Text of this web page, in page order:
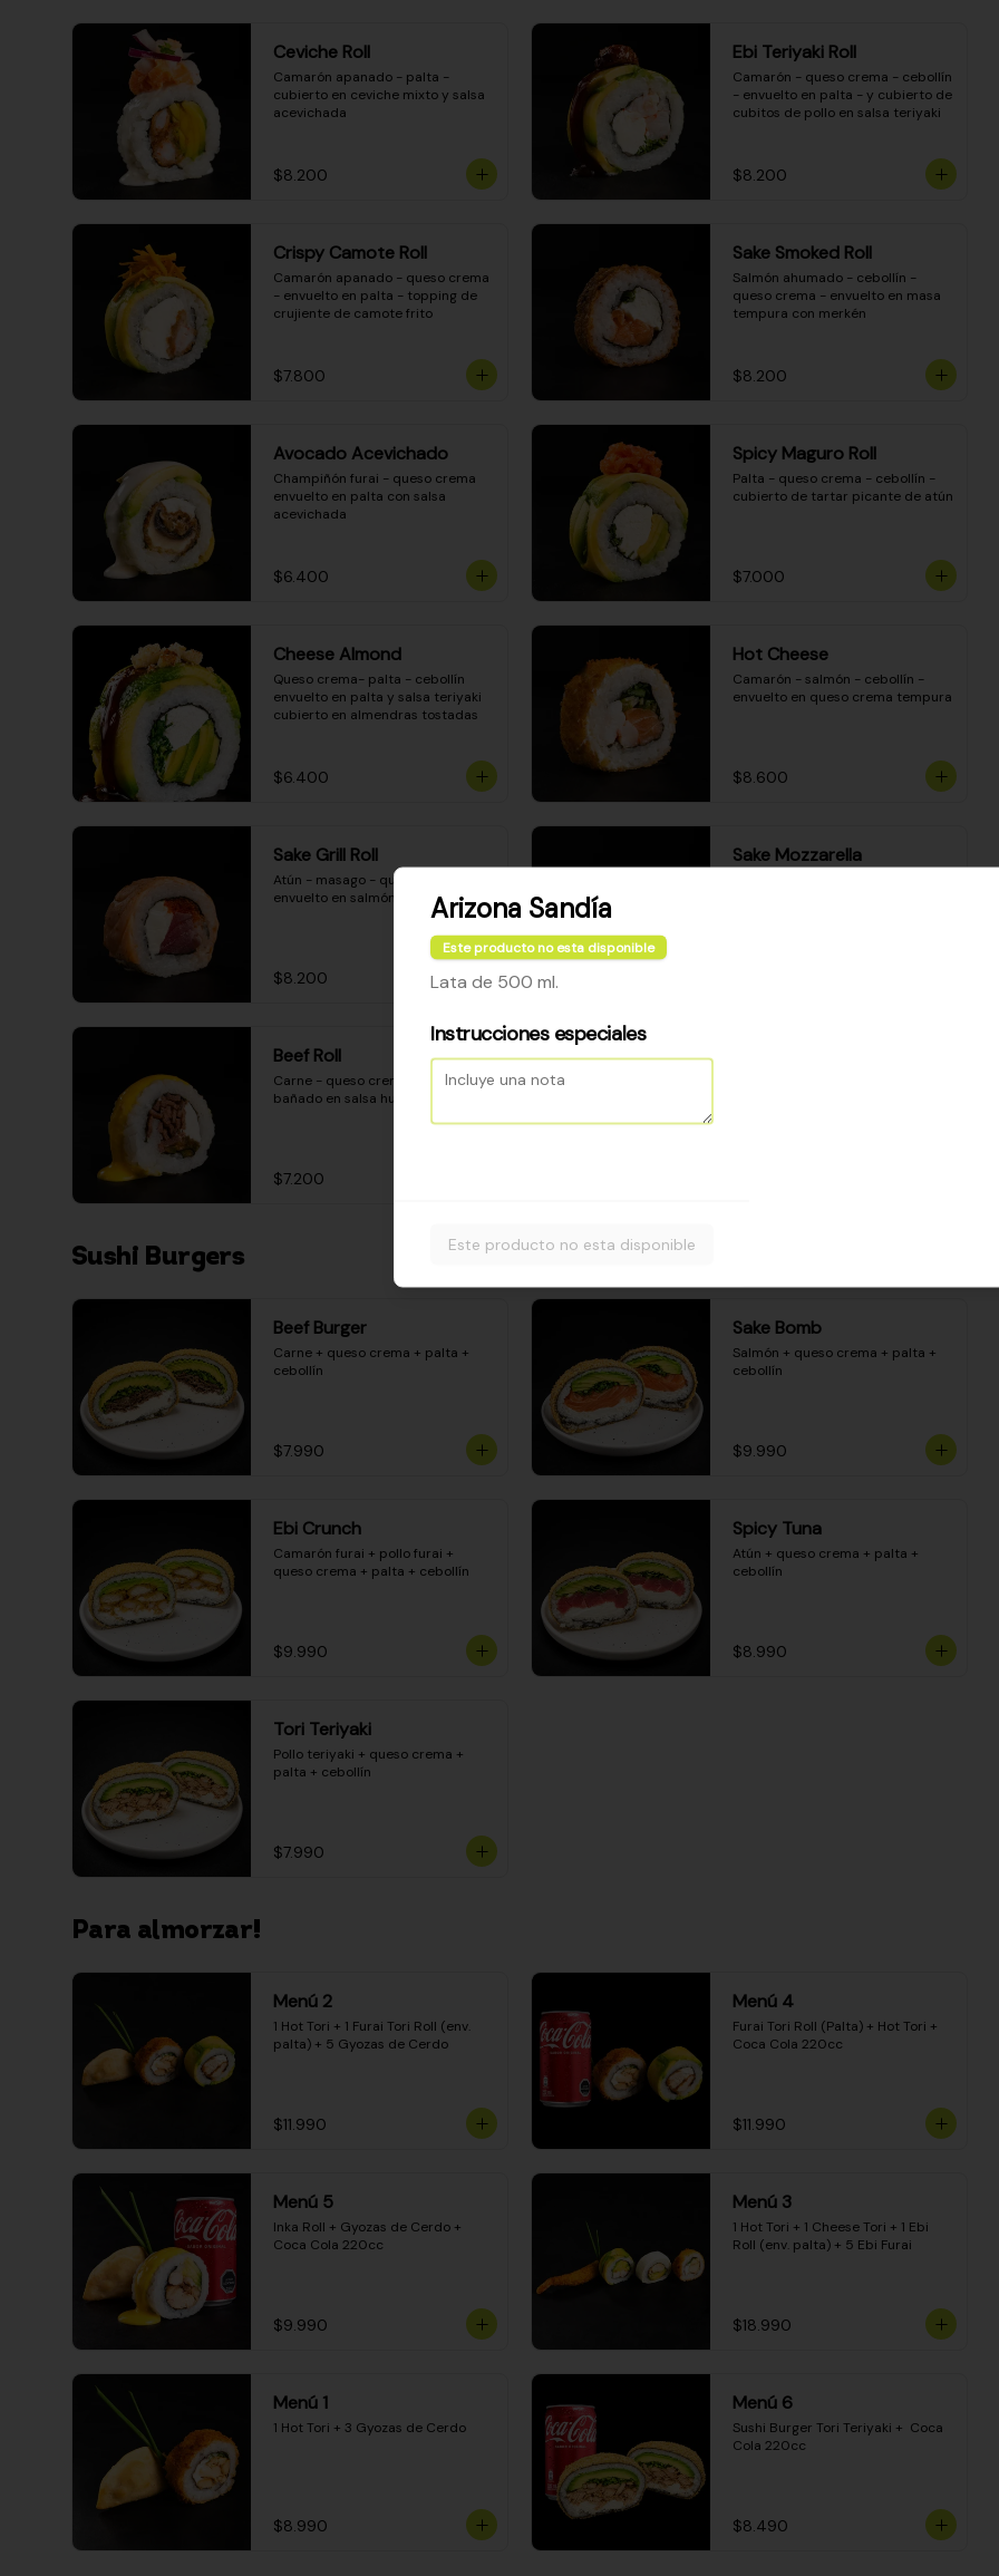
Ceviche Roll
Camarón apanado - palta -
cubierto en ceviche mixto y salsa
acevichada
$8.200
Ebi Teriyaki Roll
Camarón - queso crema - cebollín
- envuelto en palta - y cubierto de
cubitos de pollo en salsa teriyaki
$8.200
Crispy Camote Roll
Camarón apanado - queso crema
- envuelto en palta - topping de
crujiente de camote frito
$7.800
Sake Smoked Roll
Salmón ahumado - cebollín -
queso crema - envuelto en masa
tempura con merkén
$8.200
Avocado Acevichado
Champiñón furai - queso crema
envuelto en palta con salsa
acevichada
$6.400
Spicy Maguro Roll
Palta - queso crema - cebollín -
cubierto de tartar picante de atún
$7.000
Cheese Almond
Queso crema- palta - cebollín
envuelto en palta y salsa teriyaki
cubierto en almendras tostadas
$6.400
Hot Cheese
Camarón - salmón - cebollín -
envuelto en queso crema tempura
$8.600
Sake Grill Roll
Atún - masago - queso crema -
envuelto en salmón gratinado
$8.200
Sake Mozzarella
Beef Roll
Carne - queso crema - pimentón -
bañado en salsa huancaína
$7.200
Sushi Burgers
Beef Burger
Carne + queso crema + palta +
cebollín
$7.990
Sake Bomb
Salmón + queso crema + palta +
cebollín
$9.990
Ebi Crunch
Camarón furai + pollo furai +
queso crema + palta + cebollín
$9.990
Spicy Tuna
Atún + queso crema + palta +
cebollín
$8.990
Tori Teriyaki
Pollo teriyaki + queso crema +
palta + cebollín
$7.990
Para almorzar!
Menú 2
1 Hot Tori + 1 Furai Tori Roll (env.
palta) + 5 Gyozas de Cerdo
$11.990
Menú 4
Furai Tori Roll (Palta) + Hot Tori +
Coca Cola 220cc
$11.990
Menú 5
Inka Roll + Gyozas de Cerdo +
Coca Cola 220cc
$9.990
Menú 3
1 Hot Tori + 1 Cheese Tori + 1 Ebi
Roll (env. palta) + 5 Ebi Furai
$18.990
Menú 1
1 Hot Tori + 3 Gyozas de Cerdo
$8.990
Menú 6
Sushi Burger Tori Teriyaki +  Coca
Cola 220cc
$8.490
Arizona Sandía
Este producto no esta disponible
Lata de 500 ml.
Instrucciones especiales
Este producto no esta disponible